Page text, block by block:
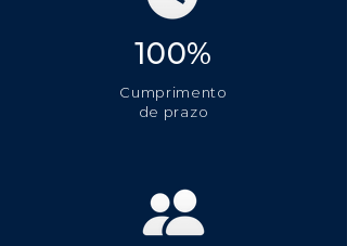
100%
Cumprimento
de prazo